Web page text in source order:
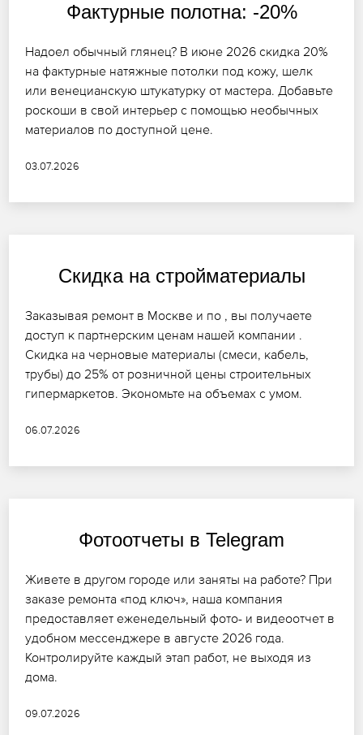
Фактурные полотна: -20%
Надоел обычный глянец? В июне 2026 скидка 20%
на фактурные натяжные потолки под кожу, шелк
или венецианскую штукатурку от мастера. Добавьте
роскоши в свой интерьер с помощью необычных
материалов по доступной цене.
03.07.2026
Скидка на стройматериалы
Заказывая ремонт в Москве и по , вы получаете
доступ к партнерским ценам нашей компании .
Скидка на черновые материалы (смеси, кабель,
трубы) до 25% от розничной цены строительных
гипермаркетов. Экономьте на объемах с умом.
06.07.2026
Фотоотчеты в Telegram
Живете в другом городе или заняты на работе? При
заказе ремонта «под ключ», наша компания
предоставляет еженедельный фото- и видеоотчет в
удобном мессенджере в августе 2026 года.
Контролируйте каждый этап работ, не выходя из
дома.
09.07.2026